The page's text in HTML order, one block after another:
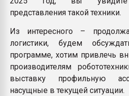
представления такой техники.
Из интересного –
логистики, будем
программе, хотим привлечь
производителям
выставку профильную
насущные в текущей ситуации.